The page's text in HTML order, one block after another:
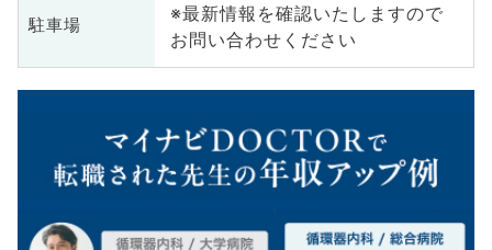
駐車場
※最新情報を確認いたしますので
お問い合わせください